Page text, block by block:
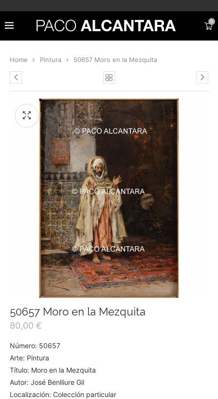
0
Home Pintura 50657 Moro en la Mezquita
50657 Moro en la Mezquita
80,00 €
Número: 50657
Arte: Pintura
Título: Moro en la Mezquita
Autor: José Benlliure Gil
Localización: Colección particular